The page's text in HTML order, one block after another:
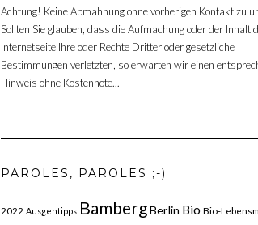
Achtung! Keine Abmahnung ohne vorherigen Kontakt zu
Sollten Sie glauben, dass die Aufmachung oder der Inhalt
Internetseite Ihre oder Rechte Dritter oder gesetzliche
Bestimmungen verletzten, so erwarten wir einen
Hinweis ohne Kostennote...
PAROLES, PAROLES ;-)
2022 Ausgehtipps BambergBerlin Bio Bio-